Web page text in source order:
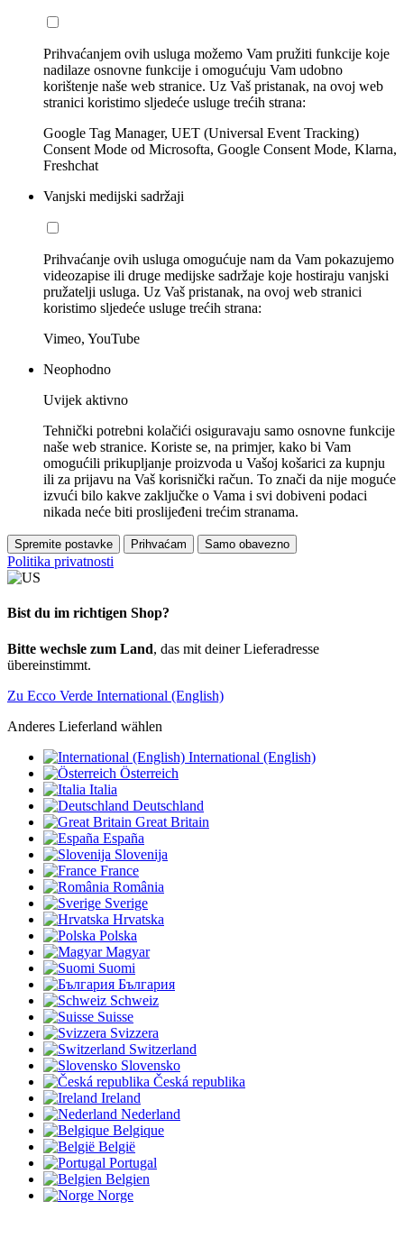
Prihvaćanjem ovih usluga možemo Vam pružiti funkcije koje
nadilaze osnovne funkcije i omogućuju Vam udobno
korištenje naše web stranice. Uz Vaš pristanak, na ovoj web
stranici koristimo sljedeće usluge trećih strana:
Google Tag Manager, UET (Universal Event Tracking)
Consent Mode od Microsofta, Google Consent Mode, Klarna,
Freshchat
Vanjski medijski sadržaji
Prihvaćanje ovih usluga omogućuje nam da Vam pokazujemo
videozapise ili druge medijske sadržaje koje hostiraju vanjski
pružatelji usluga. Uz Vaš pristanak, na ovoj web stranici
koristimo sljedeće usluge trećih strana:
Vimeo, YouTube
Neophodno
Uvijek aktivno
Tehnički potrebni kolačići osiguravaju samo osnovne funkcije
naše web stranice. Koriste se, na primjer, kako bi Vam
omogućili prikupljanje proizvoda u Vašoj košarici za kupnju
ili za prijavu na Vaš korisnički račun. To znači da nije moguće
izvući bilo kakve zaključke o Vama i svi dobiveni podaci
nikada neće biti proslijeđeni trećim stranama.
Spremite postavke Prihvaćam Samo obavezno
Politika privatnosti
Bist du im richtigen Shop?
Bitte wechsle zum Land, das mit deiner Lieferadresse
übereinstimmt.
Zu Ecco Verde International (English)
Anderes Lieferland wählen
International (English)
Österreich
Italia
Deutschland
Great Britain
España
Slovenija
France
România
Sverige
Hrvatska
Polska
Magyar
Suomi
България
Schweiz
Suisse
Svizzera
Switzerland
Slovensko
Česká republika
Ireland
Nederland
Belgique
België
Portugal
Belgien
Norge